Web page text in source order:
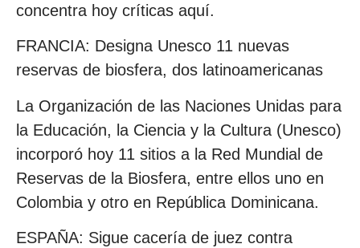
concentra hoy críticas aquí.
FRANCIA: Designa Unesco 11 nuevas
reservas de biosfera, dos latinoamericanas
La Organización de las Naciones Unidas para
la Educación, la Ciencia y la Cultura (Unesco)
incorporó hoy 11 sitios a la Red Mundial de
Reservas de la Biosfera, entre ellos uno en
Colombia y otro en República Dominicana.
ESPAÑA: Sigue cacería de juez contra